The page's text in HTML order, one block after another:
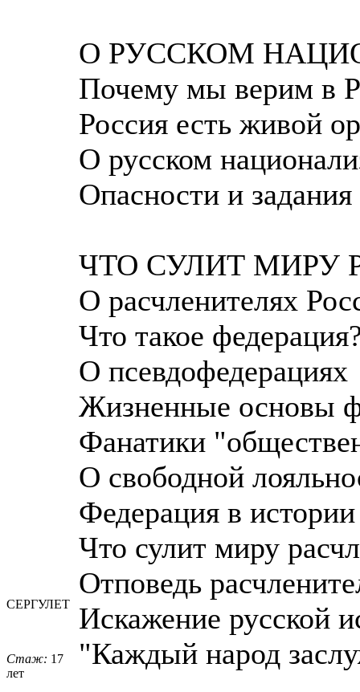
СЕРГУЛЕТ
Стаж: 17
лет
О РУССКОМ
Почему мы верим в
Россия есть живой
О русском
Опасности и
ЧТО СУЛИТ МИРУ
О расчленителях
Что такое
О псевдофедерациях
Жизненные основы
Фанатики
О свободной
Федерация в
Что сулит миру
Отповедь
Искажение русской
"Каждый народ